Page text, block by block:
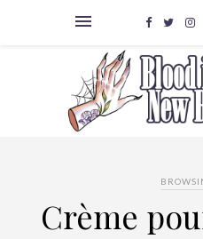
Crème